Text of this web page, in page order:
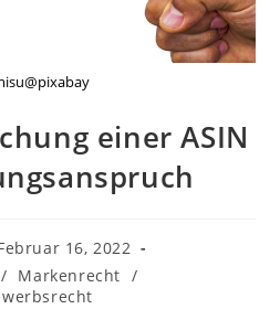
einer ASIN
16, 2022
/ Markenrecht /